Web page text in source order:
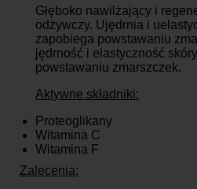
Odbiór osobisty
Głęboko nawilżający i
odżywczy. Ujędrnia i
zapobiega powstawaniu
jędrność i elastyczność
powstawaniu zmarszczek.
Aktywne składniki:
Proteoglikany
Witamina C
Witamina F
Zalecenia: